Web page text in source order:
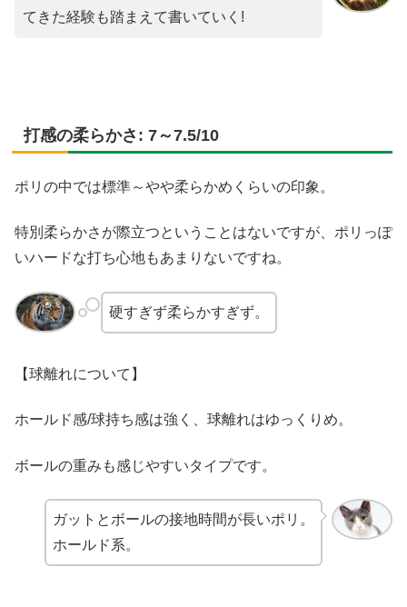
てきた経験も踏まえて書いていく!
打感の柔らかさ: 7～7.5/10
ポリの中では標準～やや柔らかめくらいの印象。
特別柔らかさが際立つということはないですが、ポリっぽ
いハードな打ち心地もあまりないですね。
硬すぎず柔らかすぎず。
【球離れについて】
ホールド感/球持ち感は強く、球離れはゆっくりめ。
ボールの重みも感じやすいタイプです。
ガットとボールの接地時間が長いポリ。
ホールド系。